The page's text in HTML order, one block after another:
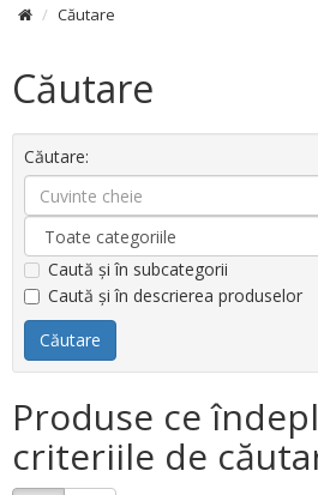
Căutare
Căutare
Căutare:
Caută și în subcategorii
Caută și în descrierea produselor
Produse ce
criteriile de